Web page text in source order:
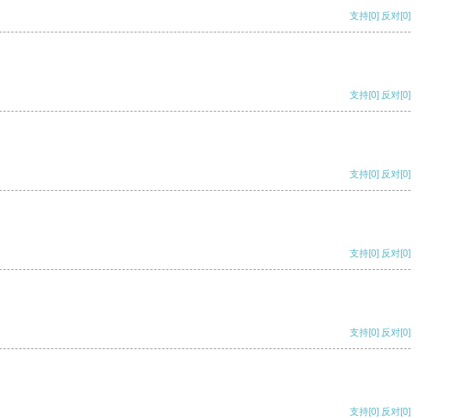
支持[0] 反对[0]
支持[0] 反对[0]
支持[0] 反对[0]
支持[0] 反对[0]
支持[0] 反对[0]
支持[0] 反对[0]